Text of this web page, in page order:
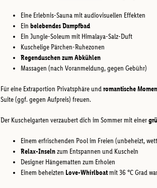
Eine Erlebnis-Sauna mit audiovisuellen Effekten
Ein belebendes Dampfbad
Ein Jungle-Soleum mit Himalaya-Salz-Duft
Kuschelige Pärchen-Ruhezonen
Regenduschen zum Abkühlen
Massagen (nach Voranmeldung, gegen Gebühr)
Für eine Extraportion Privatsphäre undromantische
Suite (ggf. gegen Aufpreis) freuen.
Der Kuschelgarten verzaubert dich im Sommer mit einer
Einem erfrischenden Pool im Freien (unbeheizt,
Relax-Inselnzum Entspannen und Kuscheln
Designer Hängematten zum Erholen
Einem beheizten Love-Whirlboatmit 36 °C Grad